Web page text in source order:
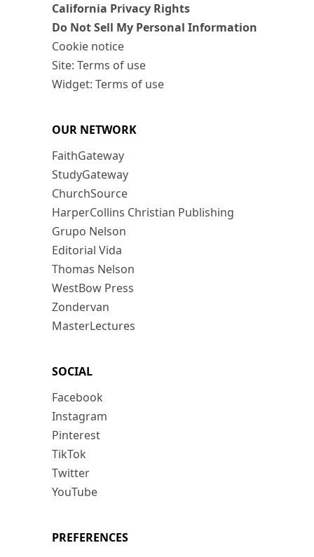
California Privacy Rights
Do Not Sell My Personal Information
Cookie notice
Site: Terms of use
Widget: Terms of use
OUR NETWORK
FaithGateway
StudyGateway
ChurchSource
HarperCollins Christian Publishing
Grupo Nelson
Editorial Vida
Thomas Nelson
WestBow Press
Zondervan
MasterLectures
SOCIAL
Facebook
Instagram
Pinterest
TikTok
Twitter
YouTube
PREFERENCES